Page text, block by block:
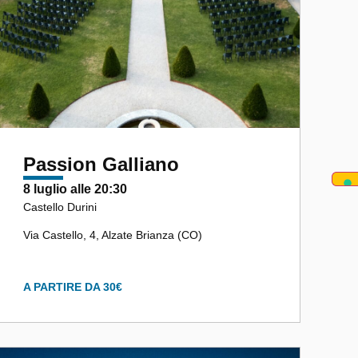
Passion Galliano
8 luglio alle 20:30
Castello Durini
Via Castello, 4, Alzate Brianza (CO)
A PARTIRE DA 30€